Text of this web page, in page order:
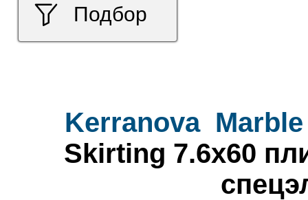
Подбор
Kerranova
Skirting 7.6x60